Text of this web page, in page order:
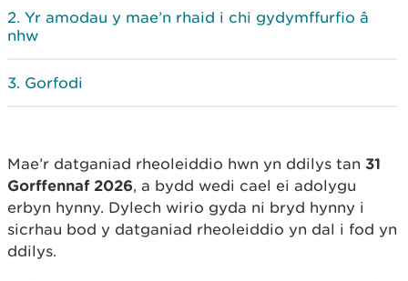
Yr amodau y mae’n rhaid i chi gydymffurfio â
nhw
Gorfodi
Mae’r datganiad rheoleiddio hwn yn ddilys tan 31
Gorffennaf 2026, a bydd wedi cael ei adolygu
erbyn hynny. Dylech wirio gyda ni bryd hynny i
sicrhau bod y datganiad rheoleiddio yn dal i fod yn
ddilys.